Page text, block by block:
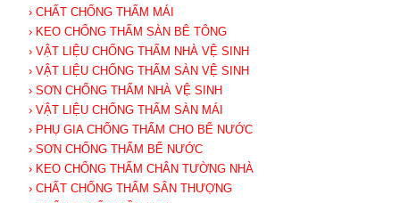
› CHẤT CHỐNG THẤM MÁI
› KEO CHỐNG THẤM SÀN BÊ TÔNG
› VẬT LIỆU CHỐNG THẤM NHÀ VỆ SINH
› VẬT LIỆU CHỐNG THẤM SÀN VỆ SINH
› SƠN CHỐNG THẤM NHÀ VỆ SINH
› VẬT LIỆU CHỐNG THẤM SÀN MÁI
› PHỤ GIA CHỐNG THẤM CHO BỂ NƯỚC
› SƠN CHỐNG THẤM BỂ NƯỚC
› KEO CHỐNG THẤM CHÂN TƯỜNG NHÀ
› CHẤT CHỐNG THẤM SÂN THƯỢNG